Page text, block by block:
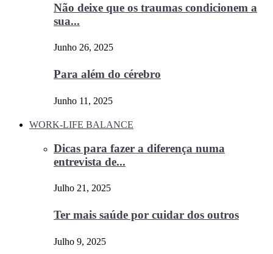
Não deixe que os traumas condicionem a
sua...
Junho 26, 2025
Para além do cérebro
Junho 11, 2025
WORK-LIFE BALANCE
Dicas para fazer a diferença numa
entrevista de...
Julho 21, 2025
Ter mais saúde por cuidar dos outros
Julho 9, 2025